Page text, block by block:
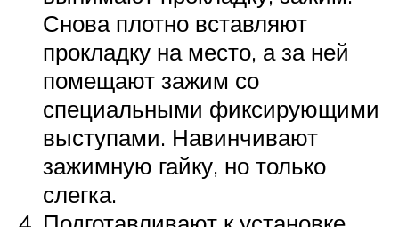
Снова плотно вставляют
прокладку на место, а за ней
помещают зажим со
специальными фиксирующими
выступами. Навинчивают
зажимную гайку, но только
слегка.